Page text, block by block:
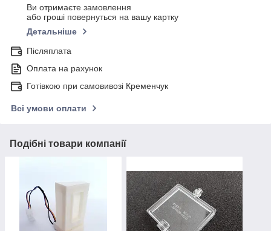
Ви отримаєте замовлення
або гроші повернуться на вашу картку
Детальніше
Післяплата
Оплата на рахунок
Готівкою при самовивозі Кременчук
Всі умови оплати
Подібні товари компанії